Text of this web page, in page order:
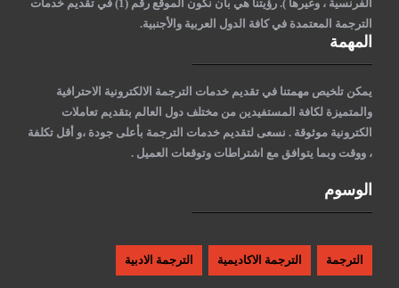
الفرنسية ، وغيرها )
. رؤيتنا هي بأن نكون الموقع رقم (1) في تقديم خدمات
الترجمة المعتمدة في كافة الدول العربية والأجنبية.
المهمة
يمكن تلخيص مهمتنا في تقديم خدمات الترجمة الالكترونية الاحترافية
والمتميزة لكافة المستفيدين من مختلف دول العالم بتقديم تعاملات
الكترونية موثوقة . نسعى لتقديم خدمات الترجمة بأعلى جودة ،و أقل تكلفة
، ووقت وبما يتوافق مع اشتراطات وتوقعات العميل .
الوسوم
الترجمة الترجمة الاكاديمية الترجمة الادبية